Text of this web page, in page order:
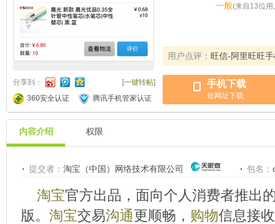
分享到：
[一键转帖]
360安全认证
腾讯手机管家认证
一般(来自 13位用
用户点评： 旺信-阿里旺旺
手机下载
短网址下载
内容介绍 权限
提交者： 淘宝（中国）网络技术有限公司 包名：
淘宝官方出品，面向个人消费者推出
版。 淘宝交易沟通更顺畅， 购物信息接